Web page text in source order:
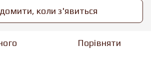
коли з'явиться
Порівняти